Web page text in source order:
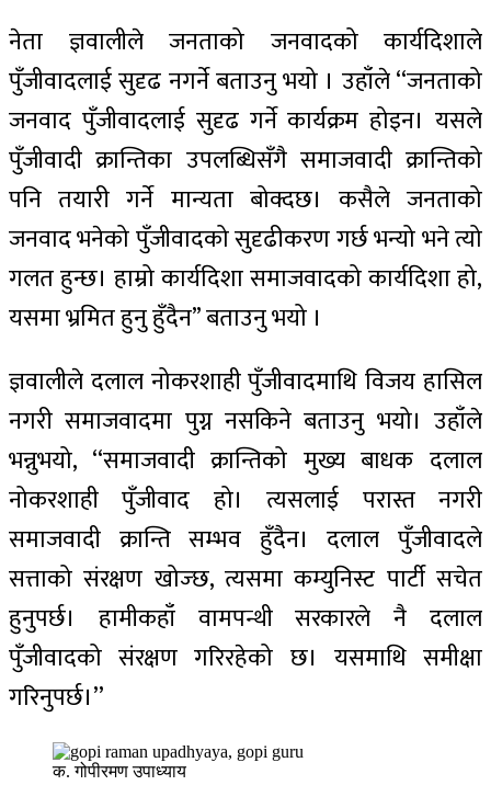
नेता ज्ञवालीले जनताको जनवादको कार्यदिशाले
पुँजीवादलाई सुदृढ नगर्ने बताउनु भयो । उहाँले ‘‘जनताको
जनवाद पुँजीवादलाई सुदृढ गर्ने कार्यक्रम होइन। यसले
पुँजीवादी क्रान्तिका उपलब्धिसँगै समाजवादी क्रान्तिको
पनि तयारी गर्ने मान्यता बोक्दछ। कसैले जनताको
जनवाद भनेको पुँजीवादको सुदृढीकरण गर्छ भन्यो भने त्यो
गलत हुन्छ। हाम्रो कार्यदिशा समाजवादको कार्यदिशा हो,
यसमा भ्रमित हुनु हुँदैन” बताउनु भयो ।
ज्ञवालीले दलाल नोकरशाही पुँजीवादमाथि विजय हासिल
नगरी समाजवादमा पुग्न नसकिने बताउनु भयो। उहाँले
भन्नुभयो, ‘‘समाजवादी क्रान्तिको मुख्य बाधक दलाल
नोकरशाही पुँजीवाद हो। त्यसलाई परास्त नगरी
समाजवादी क्रान्ति सम्भव हुँदैन। दलाल पुँजीवादले
सत्ताको संरक्षण खोज्छ, त्यसमा कम्युनिस्ट पार्टी सचेत
हुनुपर्छ। हामीकहाँ वामपन्थी सरकारले नै दलाल
पुँजीवादको संरक्षण गरिरहेको छ। यसमाथि समीक्षा
गरिनुपर्छ।’’
क. गोपीरमण उपाध्याय